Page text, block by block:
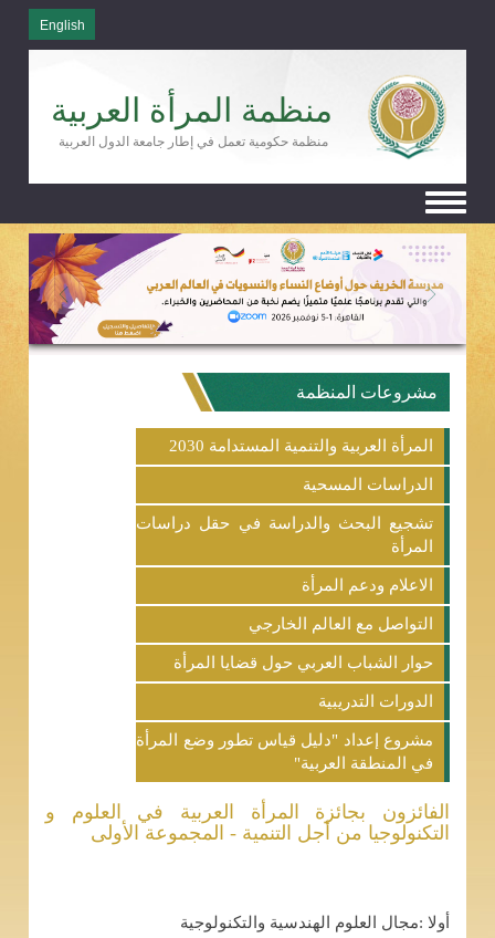
English
منظمة المرأة العربية
منظمة حكومية تعمل في إطار جامعة الدول العربية
Toggle
navigation
مشروعات المنظمة
المرأة العربية والتنمية المستدامة 2030
الدراسات المسحية
تشجيع البحث والدراسة في حقل دراسات
المرأة
الاعلام ودعم المرأة
التواصل مع العالم الخارجي
حوار الشباب العربي حول قضايا المرأة
الدورات التدريبية
مشروع إعداد "دليل قياس تطور وضع المرأة
في المنطقة العربية"
الفائزون بجائزة المرأة العربية في العلوم و
التكنولوجيا من أجل التنمية - المجموعة الأولى
أولا :مجال العلوم الهندسية والتكنولوجية